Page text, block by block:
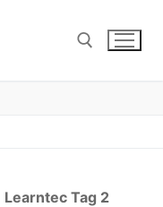
Learntec Tag 2 